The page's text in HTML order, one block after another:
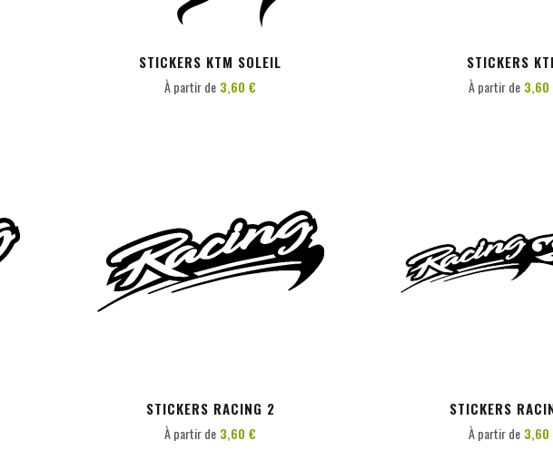
STICKERS KTM SOLEIL
À partir de 3,60 €
STICKERS
À partir de 3,60
STICKERS RACING 2
À partir de 3,60 €
STICKERS
À partir de 3,60